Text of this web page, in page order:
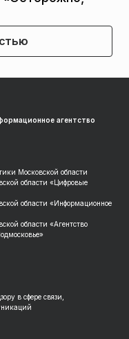
агентство
Московской области
области «Цифровые
области «Информационное
области «Агентство
в сфере связи,